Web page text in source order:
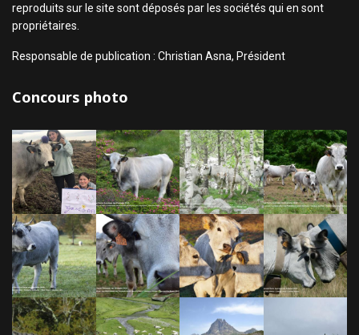
reproduits sur le site sont déposés par les sociétés qui en sont
propriétaires.
Responsable de publication : Christian Asna, Président
Concours photo